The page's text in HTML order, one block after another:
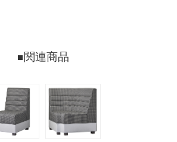
関連商品